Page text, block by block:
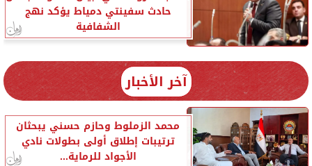
حادث سفينتي دمياط يؤكد نهج
الشفافية
آخر الأخبار
محمد الزملوط وحازم حسني يبحثان
ترتيبات إطلاق أولى بطولات نادي
الأجواد للرماية...